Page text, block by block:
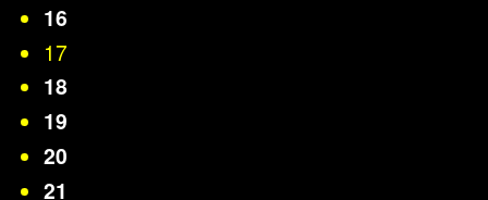
16
17
18
19
20
21